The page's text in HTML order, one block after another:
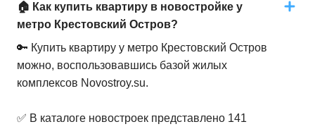
🏠 Как купить квартиру в новостройке у
метро Крестовский Остров?
🔑 Купить квартиру у метро Крестовский Остров
можно, воспользовавшись базой жилых
комплексов Novostroy.su.
✅ В каталоге новостроек представлено 141